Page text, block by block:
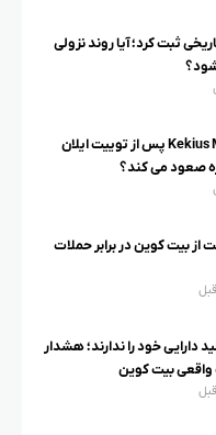
ثبت کرد؛ آیا روند نزولی
رشد میم کوین Kekius Maximus پس از توییت ایلان
از بیت کوین در برابر حملات
دارایی خود را ندارند؛ هشدار
واقعی بیت کوین